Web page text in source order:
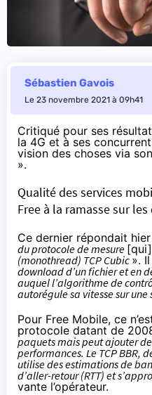
Sébastien Gavois
Le 23 novembre 2021 à 09h41
Critiqué pour ses
la 4G et à ses
vision des choses via
».
Qualité des services
Free à la ramasse sur
Ce dernier répondait
du protocole de mesure [qui]
(monothread) TCP Cubic ».
download d’un fichier et en
auquel l’algorithme de
autorégule sa vitesse sur une
Pour Free Mobile, ce
protocole datant de
paquets mais peut ajouter
performances. Le TCP BBR,
utilise des estimations de
d’aller-retour (RTT) et
vante l’opérateur.